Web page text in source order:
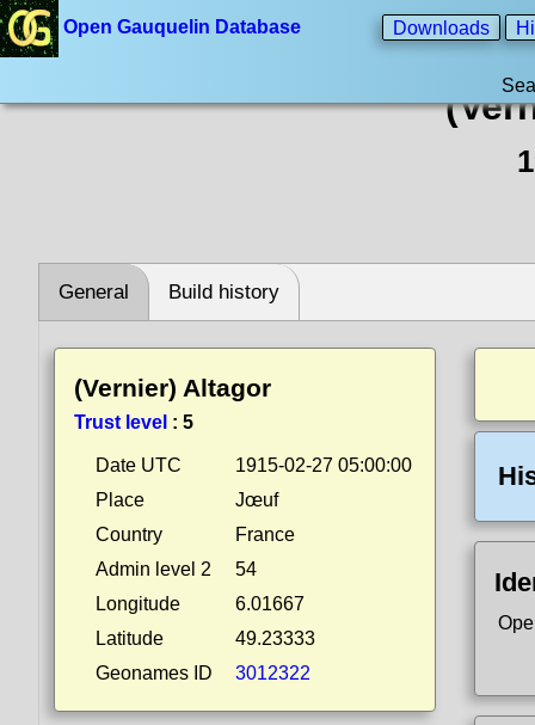
Open Gauquelin Database Downloads
General Build history
(Vernier) Altagor
Trust level : 5
Date UTC
1915-02-27 05:00:00
Place
Jœuf
Country
France
Admin level 2
54
Longitude
6.01667
Latitude
49.23333
Geonames ID
3012322